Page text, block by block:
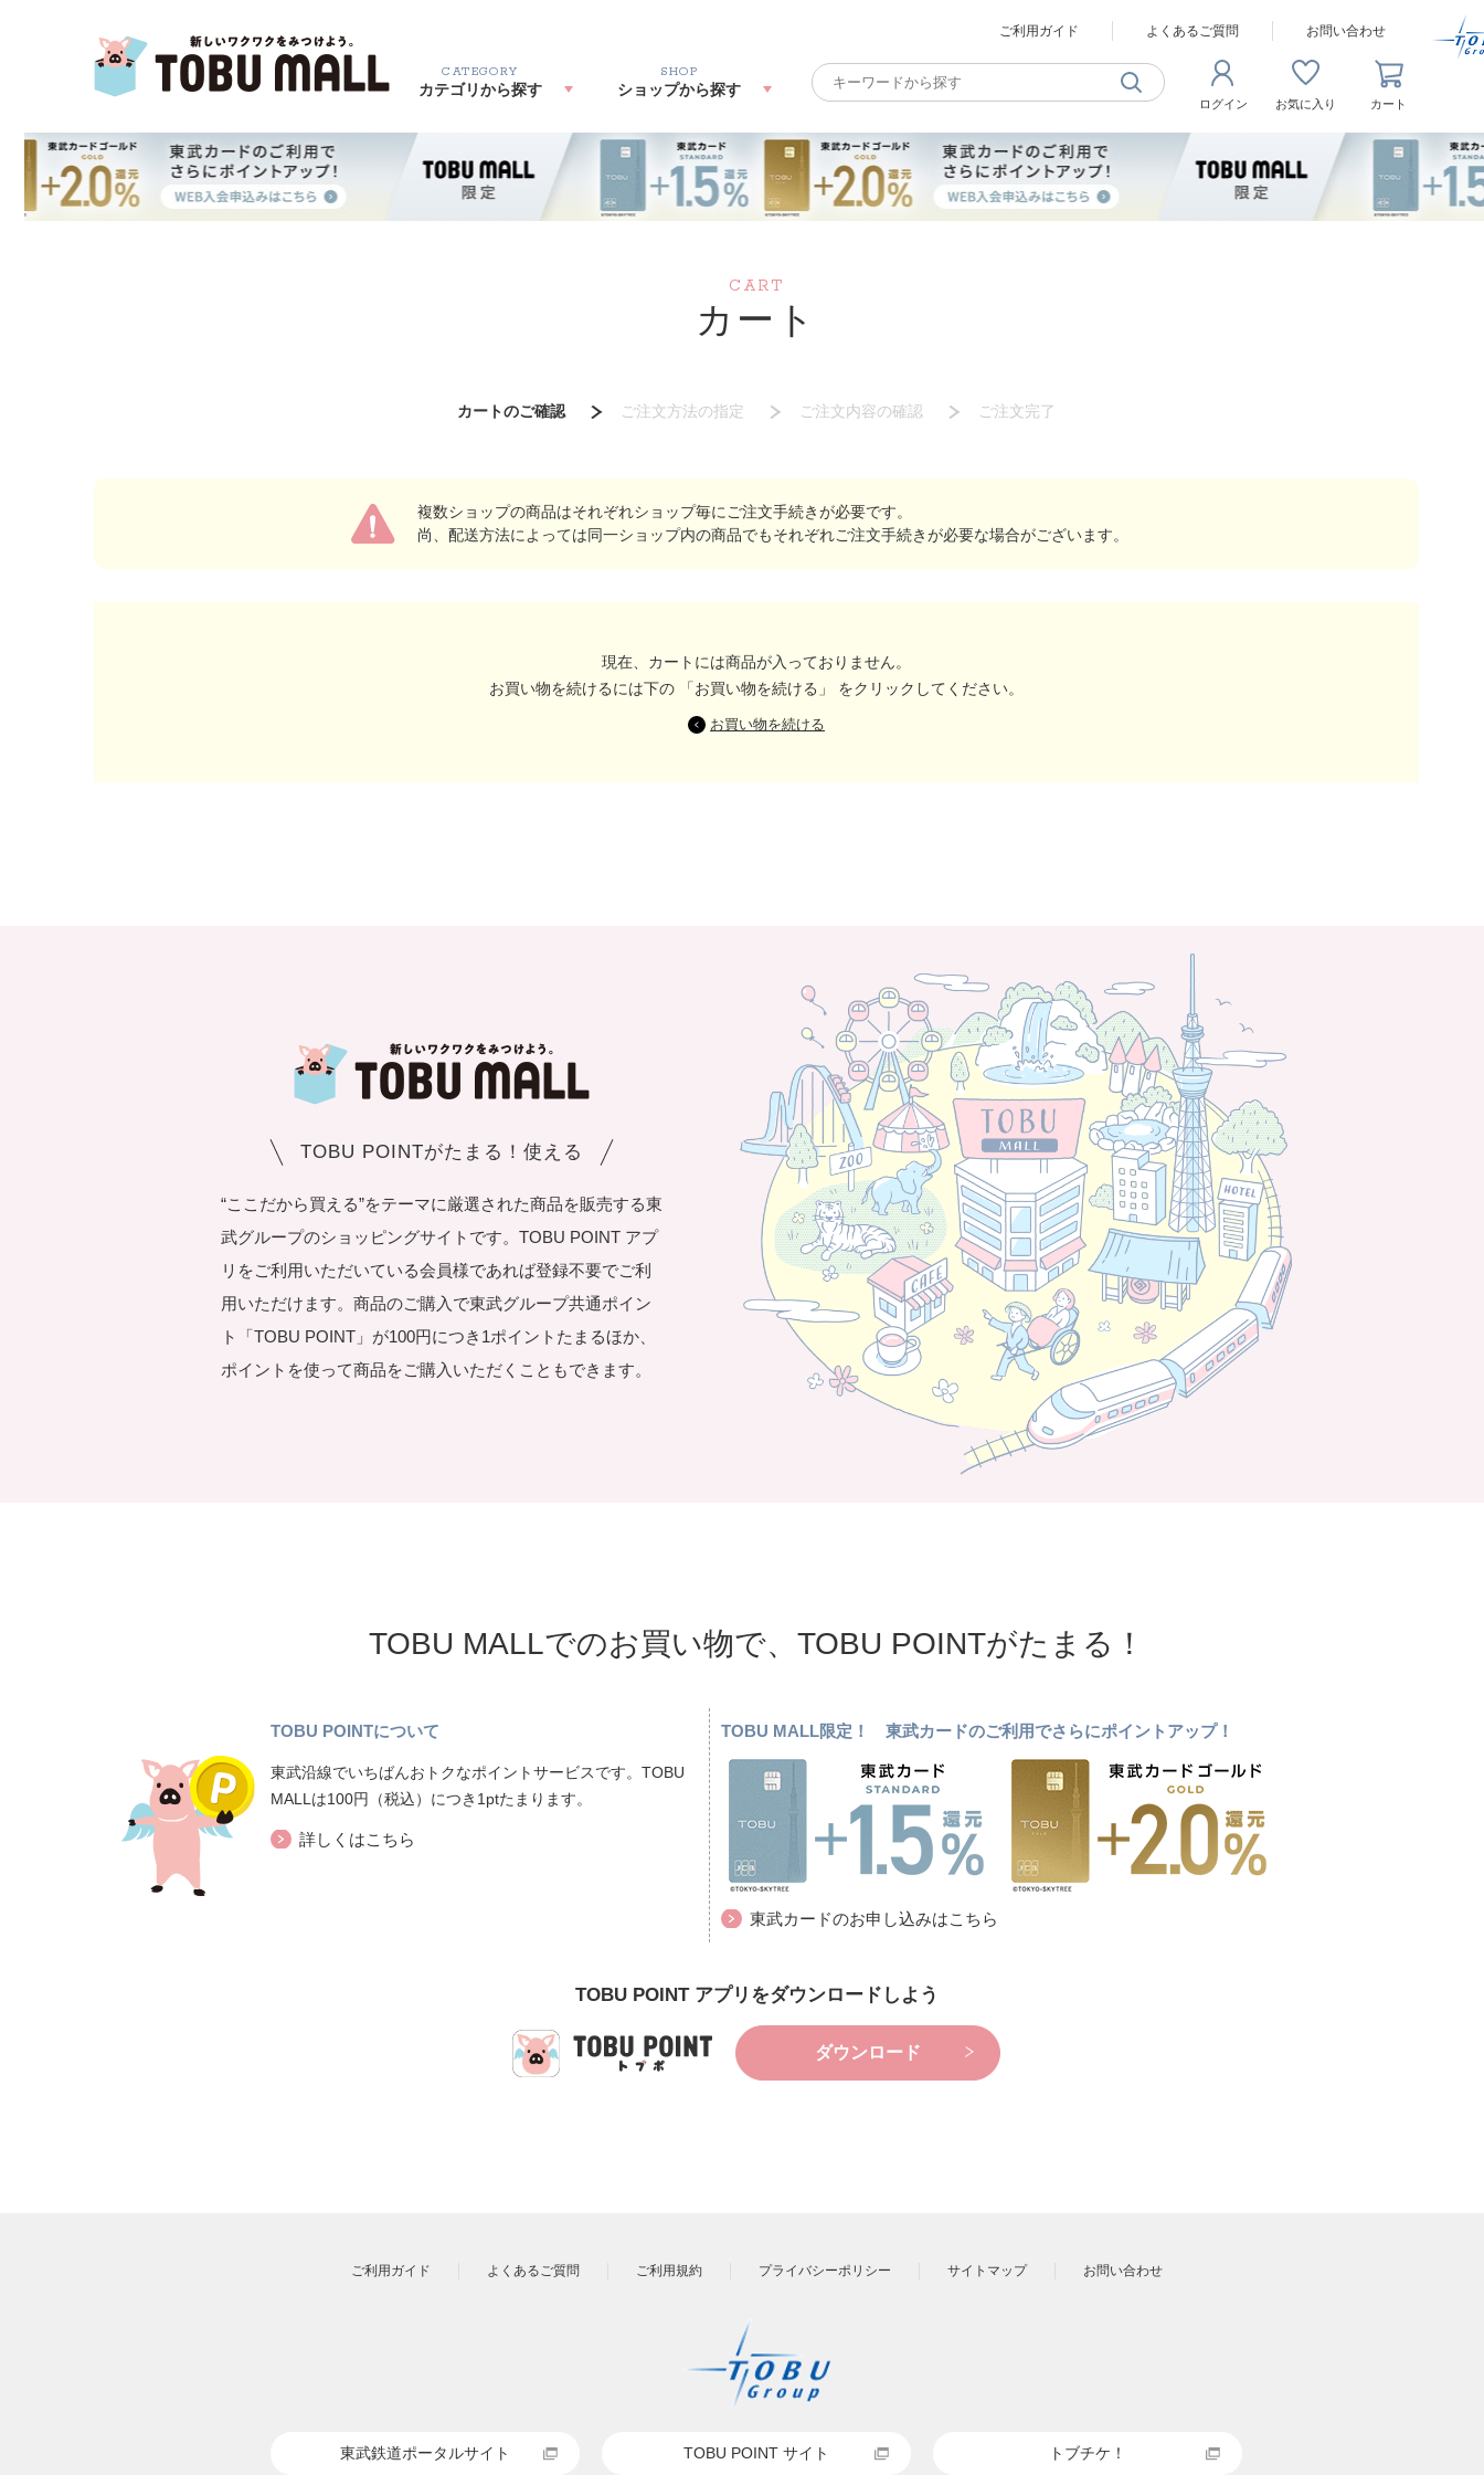
ご利用ガイド よくあるご質問 お問い合わせ
CATEGORY
カテゴリから探す
SHOP
ショップから探す
ログイン お気に入り カート
CART
カート
カートのご確認 ご注文方法の指定 ご注文内容の確認 ご注文完了
複数ショップの商品はそれぞれショップ毎にご注文手続きが必要です。
尚、配送方法によっては同一ショップ内の商品でもそれぞれご注文手続きが必要な場合がございます。
現在、カートには商品が入っておりません。
お買い物を続けるには下の 「お買い物を続ける」 をクリックしてください。
TOBU POINTがたまる！使える
“ここだから買える”をテーマに厳選された商品を販売する東
武グループのショッピングサイトです。TOBU POINT アプ
リをご利用いただいている会員様であれば登録不要でご利
用いただけます。商品のご購入で東武グループ共通ポイン
ト「TOBU POINT」が100円につき1ポイントたまるほか、
ポイントを使って商品をご購入いただくこともできます。
TOBU MALLでのお買い物で、TOBU POINTがたまる！
TOBU POINTについて
東武沿線でいちばんおトクなポイントサービスです。TOBU
MALLは100円（税込）につき1ptたまります。
詳しくはこちら
TOBU MALL限定！ 東武カードのご利用でさらにポイントアップ！
東武カードのお申し込みはこちら
TOBU POINT アプリをダウンロードしよう
ダウンロード
ご利用ガイド よくあるご質問 ご利用規約 プライバシーポリシー サイトマップ お問い合わせ
東武鉄道ポータルサイト TOBU POINT サイト トブチケ！